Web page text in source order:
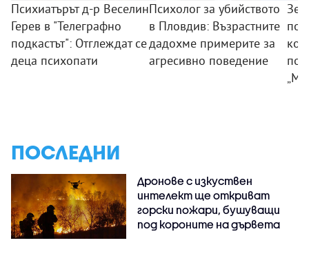
Психиатърът д-р Веселин
Герев в "Телеграфно
подкастът": Отглеждат се
деца психопати
Психолог за убийството
в Пловдив: Възрастните
дадохме примерите за
агресивно поведение
ПОСЛЕДНИ
Дронове с изкуствен
интелект ще откриват
горски пожари, бушуващи
под короните на дървета